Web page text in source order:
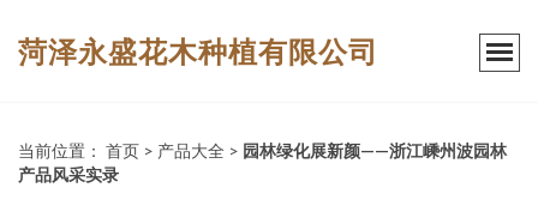
菏泽永盛花木种植有限公司
当前位置： 首页 > 产品大全 > 园林绿化展新颜——浙江嵊州波园林
产品风采实录